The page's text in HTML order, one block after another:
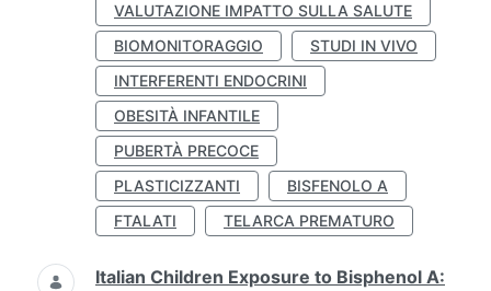
VALUTAZIONE IMPATTO SULLA SALUTE
BIOMONITORAGGIO
STUDI IN VIVO
INTERFERENTI ENDOCRINI
OBESITÀ INFANTILE
PUBERTÀ PRECOCE
PLASTICIZZANTI
BISFENOLO A
FTALATI
TELARCA PREMATURO
Italian Children Exposure to Bisphenol A: